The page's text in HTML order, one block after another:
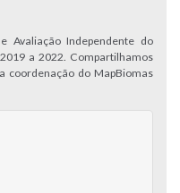
Avaliação Independente do
a 2022. Compartilhamos
coordenação do MapBiomas